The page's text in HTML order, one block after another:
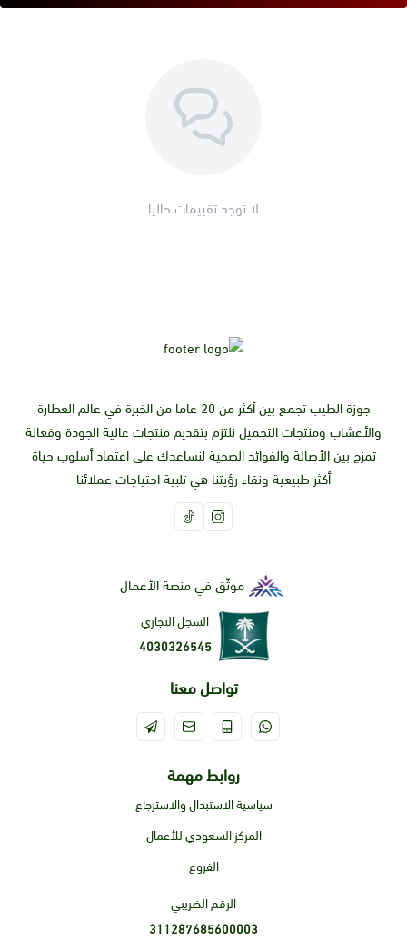
يعطي البشرة مظهرًا أكثر إشراقًا وانتعاشًا.
يوضع بضع قطرات من السيروم على الوجه والرقبة.
يوزع بحركات دائرية خفيفة حتى يمتص تمامًا.
قد يسبب تهيجًا خفيفًا للبشرة الحساسة.
لا توجد تقييمات حاليا
جوزة الطيب تجمع بين أكثر من 20 عاما من الخبرة في عالم العطارة
والأعشاب ومنتجات التجميل نلتزم بتقديم منتجات عالية الجودة وفعالة
تمزج بين الأصالة والفوائد الصحية لنساعدك على اعتماد أسلوب حياة
أكثر طبيعية ونقاء رؤيتنا هي تلبية احتياجات عملائنا
موثّق في منصة الأعمال
السجل التجاري
4030326545
تواصل معنا
روابط مهمة
سياسية الاستبدال والاسترجاع
المركز السعودي للأعمال
الفروع
الرقم الضريبي
311287685600003